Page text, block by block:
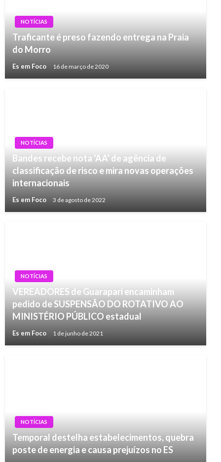
NOTÍCIAS
Traficante é preso fazendo entrega na Praia
do Morro
Es em Foco 16 de março de 2020
NOTÍCIAS
Bandes recebe nota ‘AA’ de agência de
classificação de risco e mira novas operações
internacionais
Es em Foco 3 de agosto de 2022
NOTÍCIAS
VEREADORES de Guarapari encaminham
pedido de SUSPENSÃO DO ROTATIVO AO
MINISTÉRIO PÚBLICO estadual
Es em Foco 1 de junho de 2021
NOTÍCIAS
Temporal destelha estabelecimentos, quebra
poste de energia e causa prejuízos no ES